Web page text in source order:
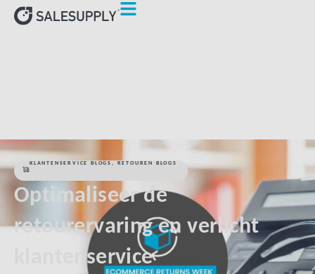
KLANTENSERVICE BLOGS, RETOUREN BLOGS
Optimaliseer de
retourervaring en verlicht
klantenservice